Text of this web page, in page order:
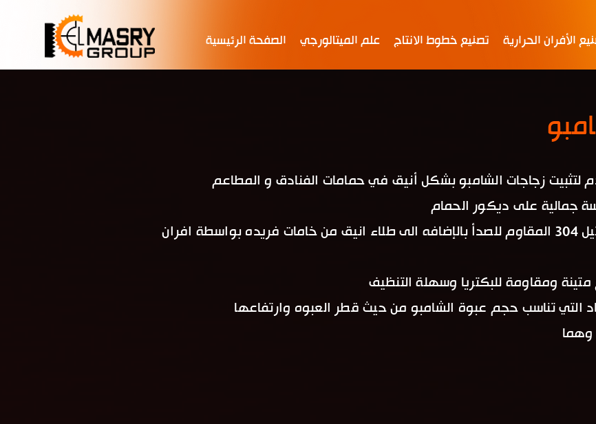
الصفحة الرئيسية علم الميتالورجي تصنيع خطوط الانتاج الأفران الحرارية
زجاجات الشامبو بشكل أنيق في حمامات الفنادق و المطاعم
جمالية على ديكور الحمام
تصنع هذه الحوامل من الاستانلس ستيل 304 المقاوم للصدأ بالإضافه الى طلاء انيق من خامات فريده بواسطة افران
ومقاومة للبكتريا وسهلة التنظيف
التي تناسب حجم عبوة الشامبو من حيث قطر العبوه وارتفاعها
وهما